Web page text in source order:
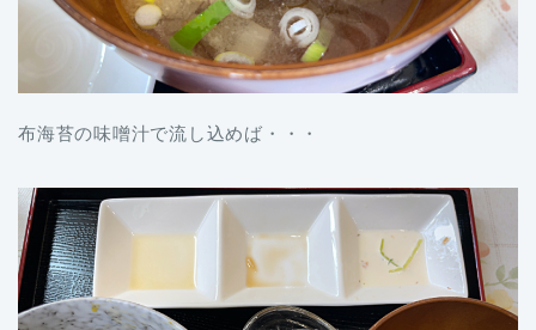
布海苔の味噌汁で流し込めば・・・